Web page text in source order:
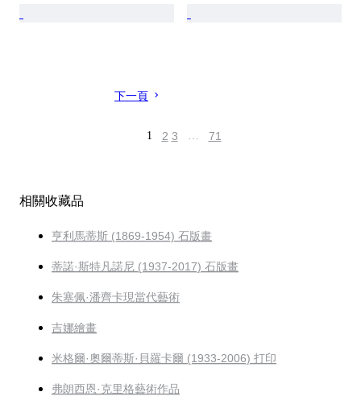
下一頁
1 2 3 … 71
相關收藏品
亨利馬蒂斯 (1869-1954) 石版畫
蒂諾·斯特凡諾尼 (1937-2017) 石版畫
朱塞佩·潘齊卡現當代藝術
吉娜繪畫
米格爾·奧爾蒂斯·貝羅卡爾 (1933-2006) 打印
弗朗西恩·克里格藝術作品